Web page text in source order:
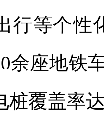
行等个性
余座地铁
桩覆盖率